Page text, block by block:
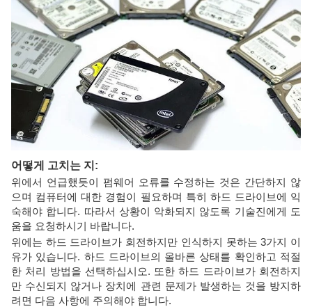
어떻게 고치는 지:
위에서 언급했듯이 펌웨어 오류를 수정하는 것은 간단하지 않
으며 컴퓨터에 대한 경험이 필요하며 특히 하드 드라이브에 익
숙해야 합니다. 따라서 상황이 악화되지 않도록 기술진에게 도
움을 요청하시기 바랍니다.
위에는 하드 드라이브가 회전하지만 인식하지 못하는 3가지 이
유가 있습니다. 하드 드라이브의 올바른 상태를 확인하고 적절
한 처리 방법을 선택하십시오. 또한 하드 드라이브가 회전하지
만 수신되지 않거나 장치에 관련 문제가 발생하는 것을 방지하
려면 다음 사항에 주의해야 합니다.